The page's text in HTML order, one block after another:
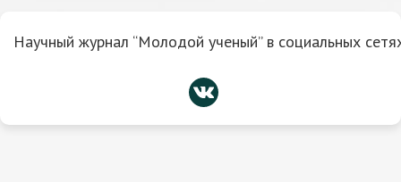
Научный журнал “Молодой ученый” в социальных